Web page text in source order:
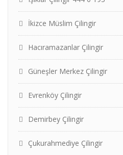
İkizce Müslim Çilingir
Hacıramazanlar Çilingir
Güneşler Merkez Çilingir
Evrenköy Çilingir
Demirbey Çilingir
Çukurahmediye Çilingir